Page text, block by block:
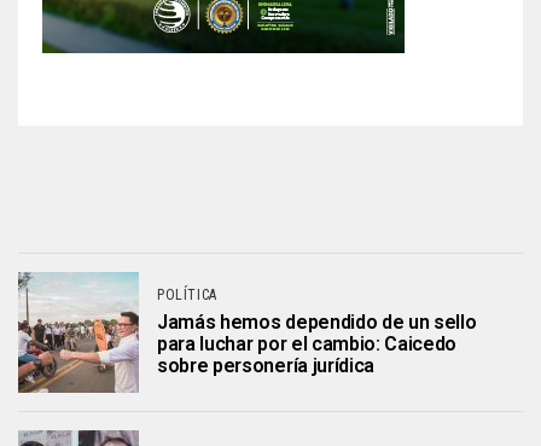
POLÍTICA
Jamás hemos dependido de un sello
para luchar por el cambio: Caicedo
sobre personería jurídica